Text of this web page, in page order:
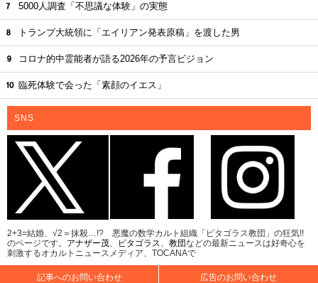
5000人調査「不思議な体験」の実態
トランプ大統領に「エイリアン発表原稿」を渡した男
コロナ的中霊能者が語る2026年の予言ビジョン
臨死体験で会った「素顔のイエス」
SNS
2+3=結婚、√2＝抹殺…!? 悪魔の数学カルト組織「ピタゴラス教団」の狂気!!
のページです。 アナザー茂、 ピタゴラス、 教団などの最新ニュースは好奇心を
刺激するオカルトニュースメディア、TOCANAで
記事へのお問い合わせ 広告のお問い合わせ